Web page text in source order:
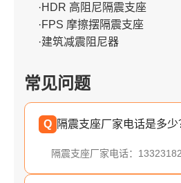
·HDR 高阻尼隔震支座
·FPS 摩擦摆隔震支座
·建筑减震阻尼器
常见问题
Q 隔震支座厂家电话是多少
隔震支座厂家电话：